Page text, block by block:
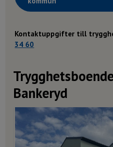
Kontaktuppgifter till
34 60
Bankeryd